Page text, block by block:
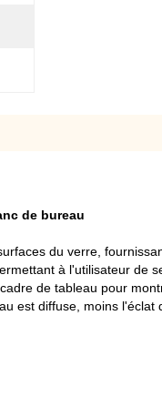
de bureau
du verre,
à l'utilisateur de
de tableau pour
est diffuse, moins l'éclat